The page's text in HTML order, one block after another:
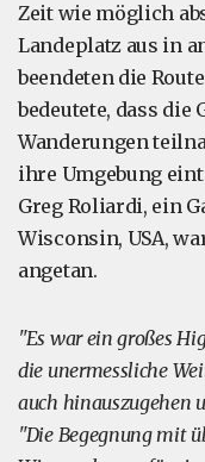
Zeit wie möglich
Landeplatz aus in
beendeten die
bedeutete, dass die
Wanderungen
ihre Umgebung
Greg Roliardi, ein
Wisconsin, USA,
angetan.
"Es war ein großes
die unermessliche
auch hinauszugehen
"Die Begegnung mit